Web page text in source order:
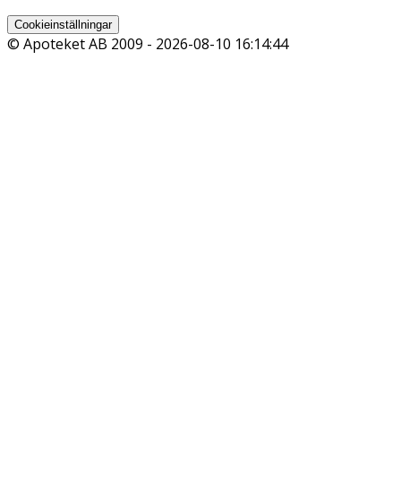
Cookieinställningar
© Apoteket AB 2009 - 2026-08-10 16:14:44